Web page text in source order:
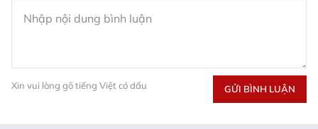
Xin vui lòng gõ tiếng Việt có dấu GỬI BÌNH LUẬN